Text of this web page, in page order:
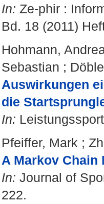
In: Ze-phir :
Bd. 18 (2011)
Hohmann,
Sebastian ;
Auswirkungen
die
In:
Pfeiffer, Mark ;
A Markov Chain
In: Journal of
222.